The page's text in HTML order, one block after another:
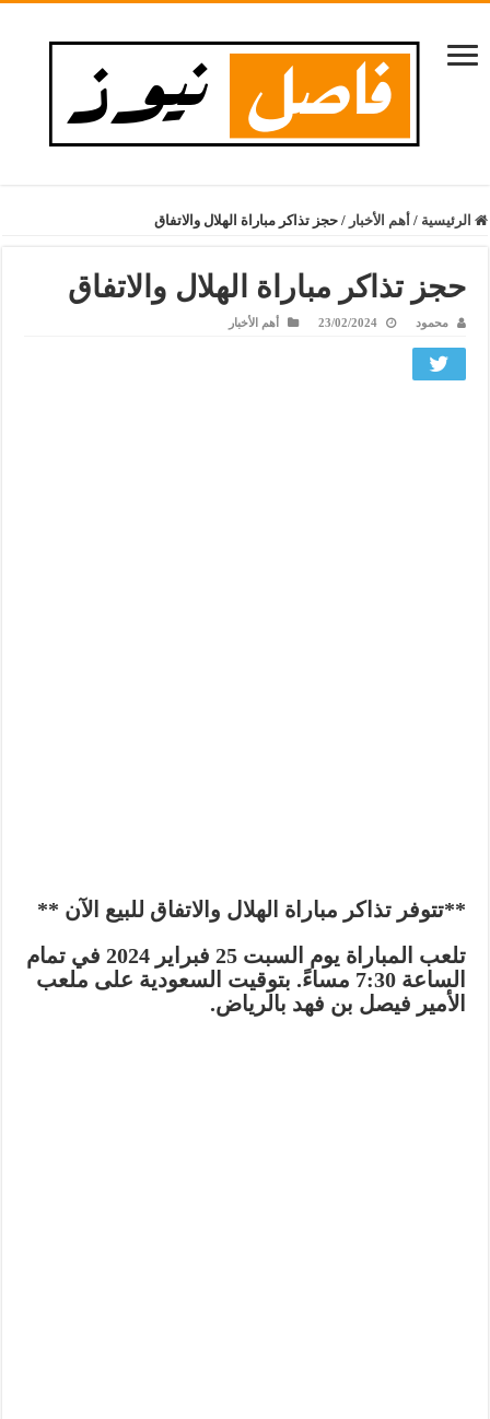
الرئيسية / أهم الأخبار / حجز تذاكر مباراة الهلال والاتفاق
حجز تذاكر مباراة الهلال والاتفاق
محمود 23/02/2024 أهم الأخبار
**تتوفر تذاكر مباراة الهلال والاتفاق للبيع الآن **
تلعب المباراة يوم السبت 25 فبراير 2024 في تمام
الساعة 7:30 مساءً. بتوقيت السعودية على ملعب
الأمير فيصل بن فهد بالرياض.